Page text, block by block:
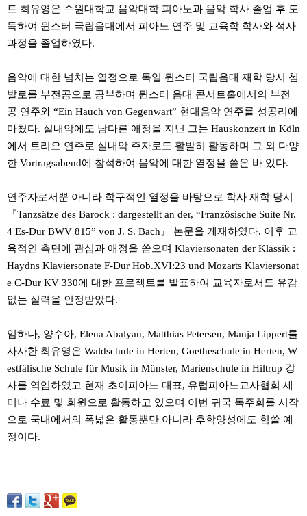
트 최유영은 수원대학교 음악대학 피아노과 음악 학사 졸업 후 도
독하여 뮌스터 국립음대에서 피아노 연주 및 교육학 학사와 석사
과정을 졸업하였다.
음악에 대한 넘치는 열정으로 독일 뮌스터 국립음대 재학 당시 쳄
발로를 부전공으로 공부하며 뮌스터 음대 콘서트홀에서의 부전
공 연주와 “Ein Hauch von Gegenwart” 현대음악 연주를 성공리에
마쳤다. 실내악에도 남다른 애정을 지닌 그는 Hauskonzert in Köln
에서 트리오 연주로 실내악 주자로도 활발히 활동하며 그 외 다양
한 Vortragsabend에 참석하여 음악에 대한 열정을 쏟은 바 있다.
연주자로서뿐 아니라 학구적인 열정을 바탕으로 학사 재학 당시
『Tanzsätze des Barock : dargestellt an der, “Französische Suite Nr.
4 Es-Dur BWV 815” von J. S. Bach』 논문을 게재하였다. 이후 교
육적인 측면에 관심과 애정을 쏟으며 Klaviersonaten der Klassik :
Haydns Klaviersonate F-Dur Hob.XVI:23 und Mozarts Klaviersonat
e C-Dur KV 330에 대한 프로젝트를 발표하여 교육자로서도 유감
없는 실력을 인정받았다.
임하나, 양수아, Elena Abalyan, Matthias Petersen, Manja Lippert를
사사한 최유영은 Waldschule in Herten, Goetheschule in Herten, W
estfälische Schule für Musik in Münster, Marienschule in Hiltrup 강
사를 역임하였고 현재 초이피아노 대표, 유럽피아노교사협회 세
미나 수료 및 회원으로 활동하고 있으며 이번 귀국 독주회를 시작
으로 국내에서의 폭넓은 활동뿐만 아니라 후학양성에도 힘쓸 예
정이다.